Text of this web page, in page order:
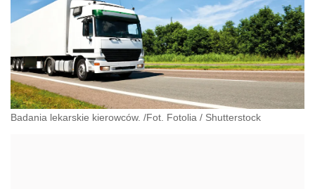
Badania lekarskie kierowców. /Fot. Fotolia / Shutterstock